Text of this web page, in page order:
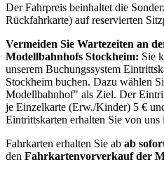
Der Fahrpreis beinhaltet die
Rückfahrkarte) auf reservierten
Vermeiden Sie Wartezeiten an
Modellbahnhofs Stockheim: Sie
unserem Buchungssystem
Stockheim buchen. Dazu wählen
Modellbahnhof" als Ziel. Der
je Einzelkarte (Erw./Kinder) 5 €
Eintrittskarten erhalten Sie von uns
Fahrkarten erhalten Sie ab ab
den Fahrkartenvorverkauf der